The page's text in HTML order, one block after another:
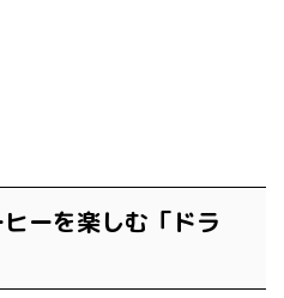
ーを楽しむ「ドラ